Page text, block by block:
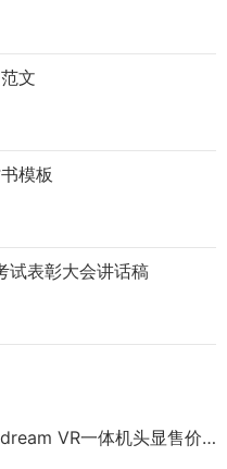
文
模板
试表彰大会讲话稿
一体机头显售价或高达6000元